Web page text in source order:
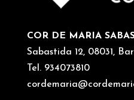
COR DE MARIA
Sabastida 12, 08031,
Tel. 934073810